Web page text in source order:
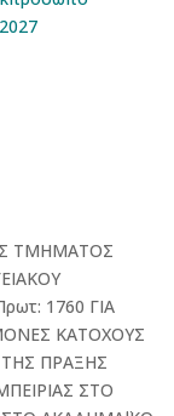
ΤΜΗΜΑΤΟΣ
1760 ΓΙΑ
ΚΑΤΟΧΟΥΣ
ΠΡΑΞΗΣ
ΣΤΟ